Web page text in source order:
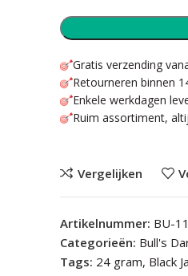
Gratis verzending
Retourneren binnen
Enkele werkdagen
Ruim assortiment,
Vergelijken
Artikelnummer: BU-
Categorieën: Bull's
Tags: 24 gram, Black